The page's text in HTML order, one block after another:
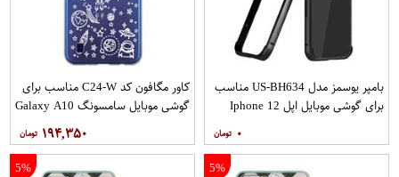
بامپر یوسمز مدل US-BH634 مناسب
برای گوشی موبایل اپل Iphone 12
۰
کاور مگافون کد C24-W مناسب برای
گوشی موبایل سامسونگ Galaxy A10
۱۹۴,۳۵۰
5%
5%